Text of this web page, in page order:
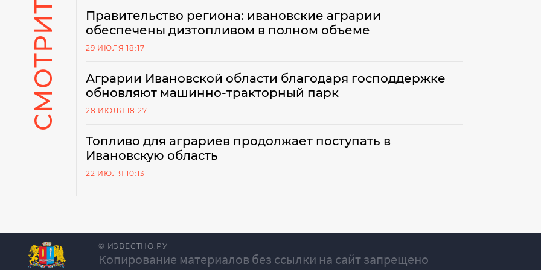
Правительство региона: ивановские аграрии
обеспечены дизтопливом в полном объеме
29 ИЮЛЯ 18:17
Аграрии Ивановской области благодаря господдержке
обновляют машинно-тракторный парк
28 ИЮЛЯ 18:27
Топливо для аграриев продолжает поступать в
Ивановскую область
22 ИЮЛЯ 10:13
© ИЗВЕСТНО.РУ
Копирование материалов без ссылки на сайт запрещено